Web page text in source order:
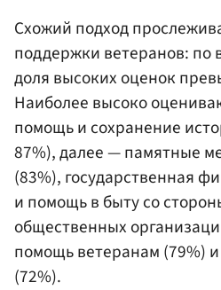
Схожий подход
поддержки ветеранов: по
доля высоких оценок
Наиболее высоко
помощь и сохранение
87%), далее — памятные
(83%), государственная
и помощь в быту со
общественных
помощь ветеранам (79%)
(72%).